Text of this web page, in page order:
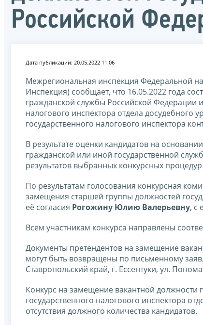
Российской
Дата публикации: 20.05.2022 11:06
Межрегиональная инспекция Федеральной
Инспекция) сообщает, что 16.05.2022 года
гражданской службы Российской Федерации
налогового инспектора отдела досудебного
государственного налогового инспектора
В результате оценки кандидатов на
гражданской или иной государственной
результатов выбранных конкурсных
По результатам голосования конкурсная
замещения старшей группы должностей
её согласия Рогожину Юлию Валерьевну, с
Всем участникам конкурса направлены
Документы претендентов на замещение
могут быть возвращены по письменному
Ставропольский край, г. Ессентуки, ул.
Конкурс на замещение вакантной должности
государственного налогового инспектора
отсутствия должного количества кандидатов.